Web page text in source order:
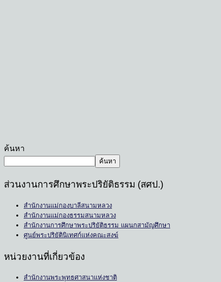
ค้นหา
ค้นหา
ส่วนงานการศึกษาพระปริยัติธรรม (สศป.)
สำนักงานแม่กองบาลีสนามหลวง
สำนักงานแม่กองธรรมสนามหลวง
สำนักงานการศึกษาพระปริยัติธรรม แผนกสามัญศึกษา
ศูนย์พระปริยัตินิเทศก์แห่งคณะสงฆ์
หน่วยงานที่เกี่ยวข้อง
สำนักงานพระพุทธศาสนาแห่งชาติ